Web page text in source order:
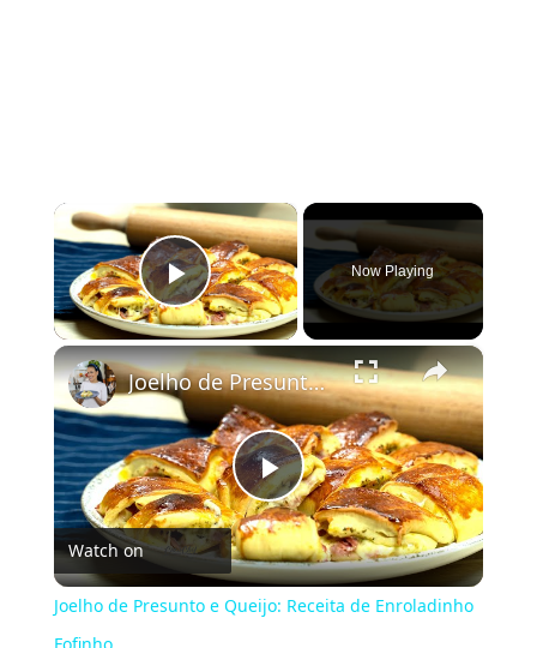
×
Play Video
Now Playing
×
Play
Video
Joelho de Presunto e Queijo: Receita de Enroladinho Fofinho
Watch on
Joelho de Presunto e Queijo: Receita de Enroladinho